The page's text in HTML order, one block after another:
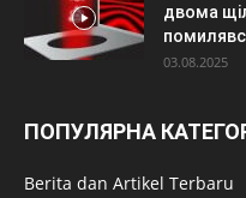
двома
03.08.2025
ПОПУЛЯРНА
Berita dan Artikel Terbaru